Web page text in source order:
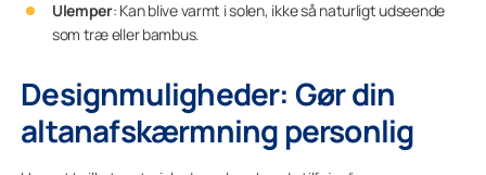
Ulemper: Kan blive varmt i solen, ikke så naturligt udseende
som træ eller bambus.
Designmuligheder: Gør din
altanafskærmning personlig